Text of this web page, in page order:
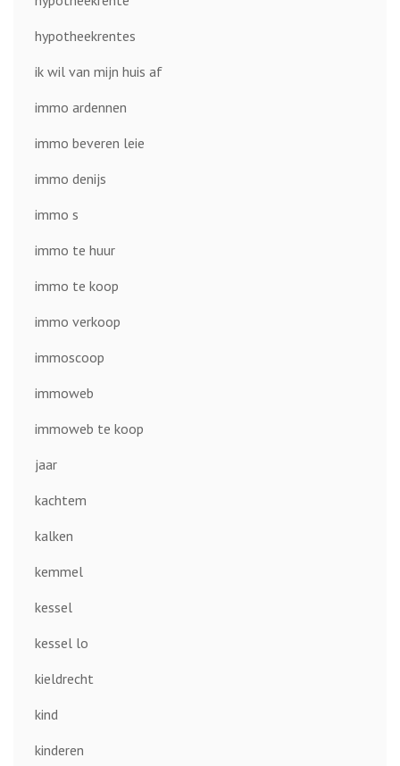
hypotheekrentes
ik wil van mijn huis af
immo ardennen
immo beveren leie
immo denijs
immo s
immo te huur
immo te koop
immo verkoop
immoscoop
immoweb
immoweb te koop
jaar
kachtem
kalken
kemmel
kessel
kessel lo
kieldrecht
kind
kinderen